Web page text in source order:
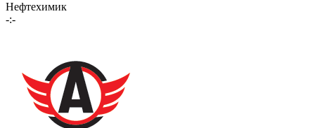
Нефтехимик
-:-